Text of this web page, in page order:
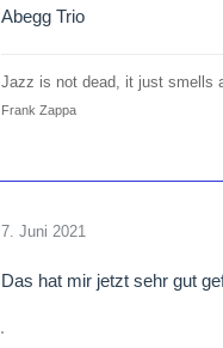
Abegg Trio
Jazz is not dead, it just smells
Frank Zappa
7. Juni 2021
Das hat mir jetzt sehr gut